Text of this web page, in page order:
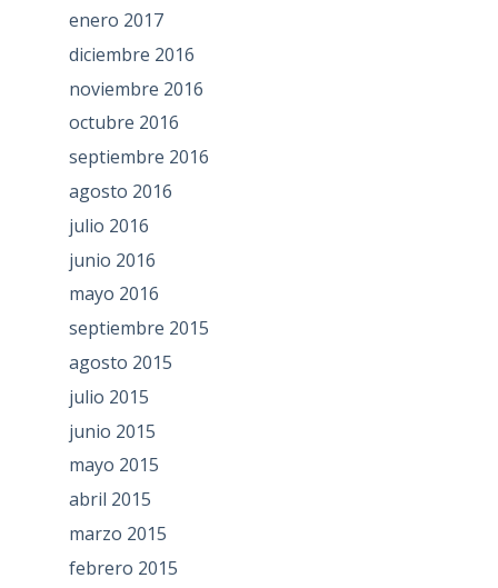
enero 2017
diciembre 2016
noviembre 2016
octubre 2016
septiembre 2016
agosto 2016
julio 2016
junio 2016
mayo 2016
septiembre 2015
agosto 2015
julio 2015
junio 2015
mayo 2015
abril 2015
marzo 2015
febrero 2015